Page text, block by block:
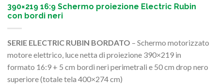
390×219 16:9 Schermo proiezione Electric Rubin
con bordi neri
SERIE ELECTRIC RUBIN BORDATO – Schermo motorizzato
motore elettrico, luce netta di proiezione 390×219 in
formato 16:9 + 5 cm bordi neri perimetrali e 50 cm drop nero
superiore (totale tela 400×274 cm)